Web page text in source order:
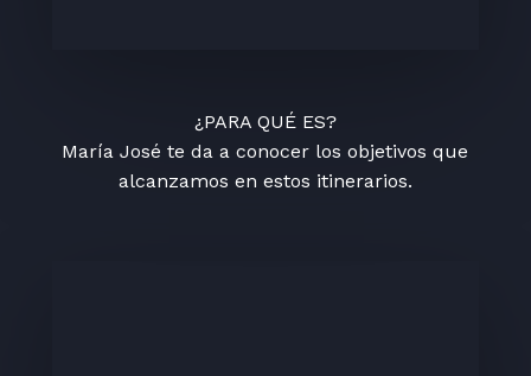
¿PARA QUÉ ES?
María José te da a conocer los objetivos que
alcanzamos en estos itinerarios.